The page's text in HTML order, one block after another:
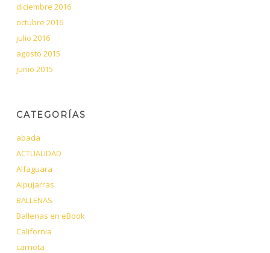
diciembre 2016
octubre 2016
julio 2016
agosto 2015
junio 2015
CATEGORÍAS
abada
ACTUALIDAD
Alfaguara
Alpujarras
BALLENAS
Ballenas en eBook
California
carnota